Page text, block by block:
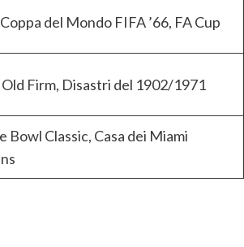
del Mondo FIFA ’66, FA Cup
Firm, Disastri del 1902/1971
Bowl Classic, Casa dei Miami